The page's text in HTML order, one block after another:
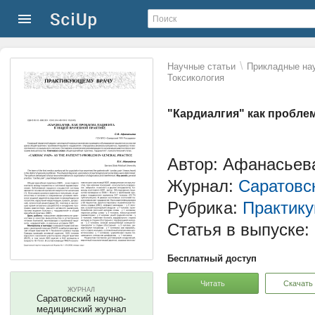
Научные статьи \ Прикладные
Токсикология
"Кардиалгия" как
ЖУРНАЛ
Саратовский научно-
медицинский журнал
Автор:
Журнал:
Рубрика:
Статья в выпуске:
Бесплатный доступ
Читать Скачать